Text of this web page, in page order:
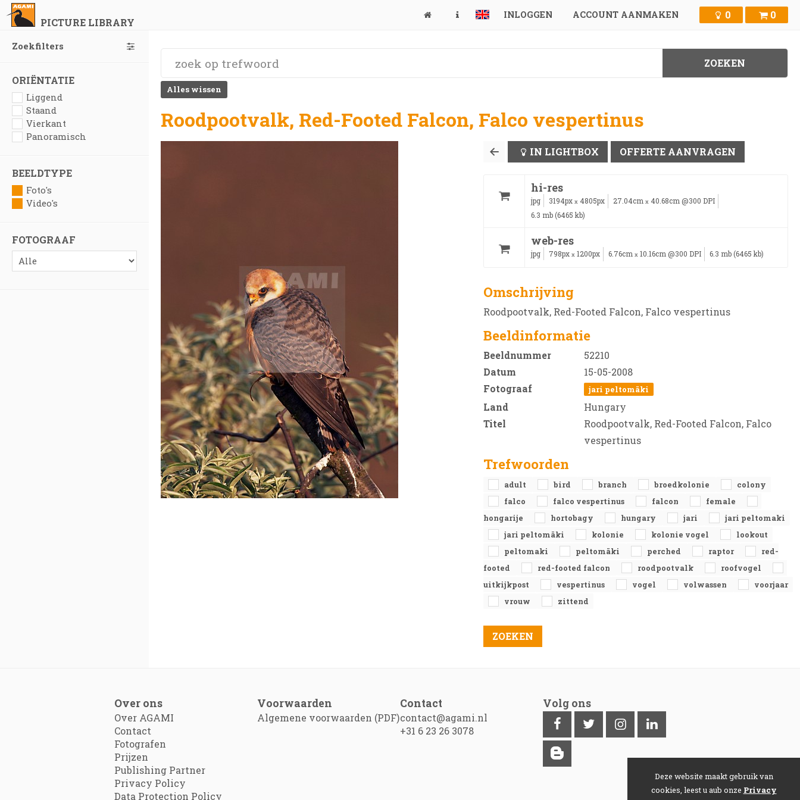
PICTURE LIBRARY
INLOGGEN ACCOUNT AANMAKEN 0 0
Zoekfilters
ORIËNTATIE
Liggend
Staand
Vierkant
Panoramisch
BEELDTYPE
Foto's
Video's
FOTOGRAAF
Alles wissen
Roodpootvalk, Red-Footed Falcon, Falco vespertinus
IN LIGHTBOX OFFERTE AANVRAGEN
hi-res
jpg 3194px x 4805px 27.04cm x 40.68cm @300 DPI
6.3 mb (6465 kb)
web-res
jpg 798px x 1200px 6.76cm x 10.16cm @300 DPI 6.3 mb (6465 kb)
Omschrijving
Roodpootvalk, Red-Footed Falcon, Falco vespertinus
Beeldinformatie
Beeldnummer
52210
Datum
15-05-2008
Fotograaf
jari peltomäki
Land
Hungary
Titel
Roodpootvalk, Red-Footed Falcon, Falco
vespertinus
Trefwoorden
adult bird branch broedkolonie
colony
falco
falco vespertinus falcon
female
hongarije
hortobagy hungary jari
jari peltomaki
jari peltomäki
kolonie kolonie vogel
lookout
peltomaki
peltomäki perched raptor
red-
footed
red-footed falcon roodpootvalk
roofvogel
uitkijkpost
vespertinus vogel volwassen
voorjaar
vrouw
zittend
Over ons
Over AGAMI
Contact
Fotografen
Prijzen
Publishing Partner
Privacy Policy
Data Protection Policy
Voorwaarden
Algemene voorwaarden (PDF)
Contact
contact@agami.nl
+31 6 23 26 3078
Volg ons
Deze website maakt gebruik van
cookies, leest u aub onze Privacy